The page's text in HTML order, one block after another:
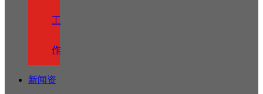
工
作
新闻资